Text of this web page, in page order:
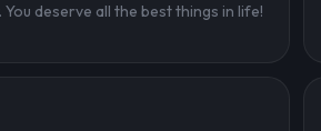
You deserve all the best things in life!